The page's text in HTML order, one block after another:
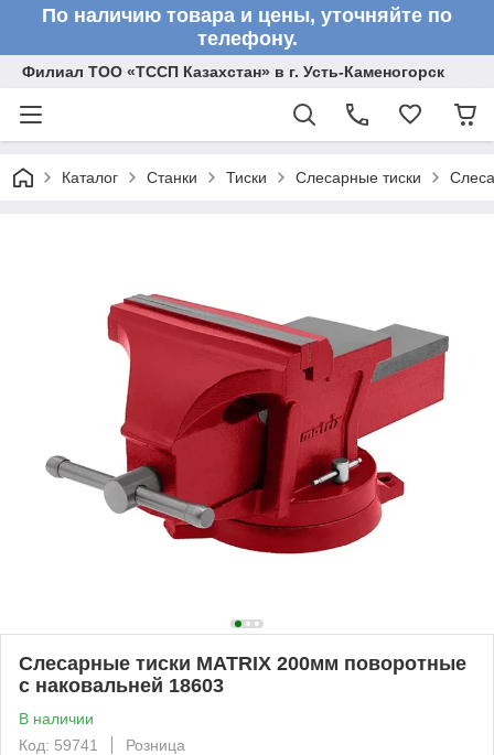
По наличию товара и цены, уточняйте по
телефону.
Филиал ТОО «ТССП Казахстан» в г. Усть-Каменогорск
Каталог Станки Тиски Слесарные тиски
Слесарные тиски MATRIX 200мм поворотные
с наковальней 18603
В наличии
Код: 59741
Розница